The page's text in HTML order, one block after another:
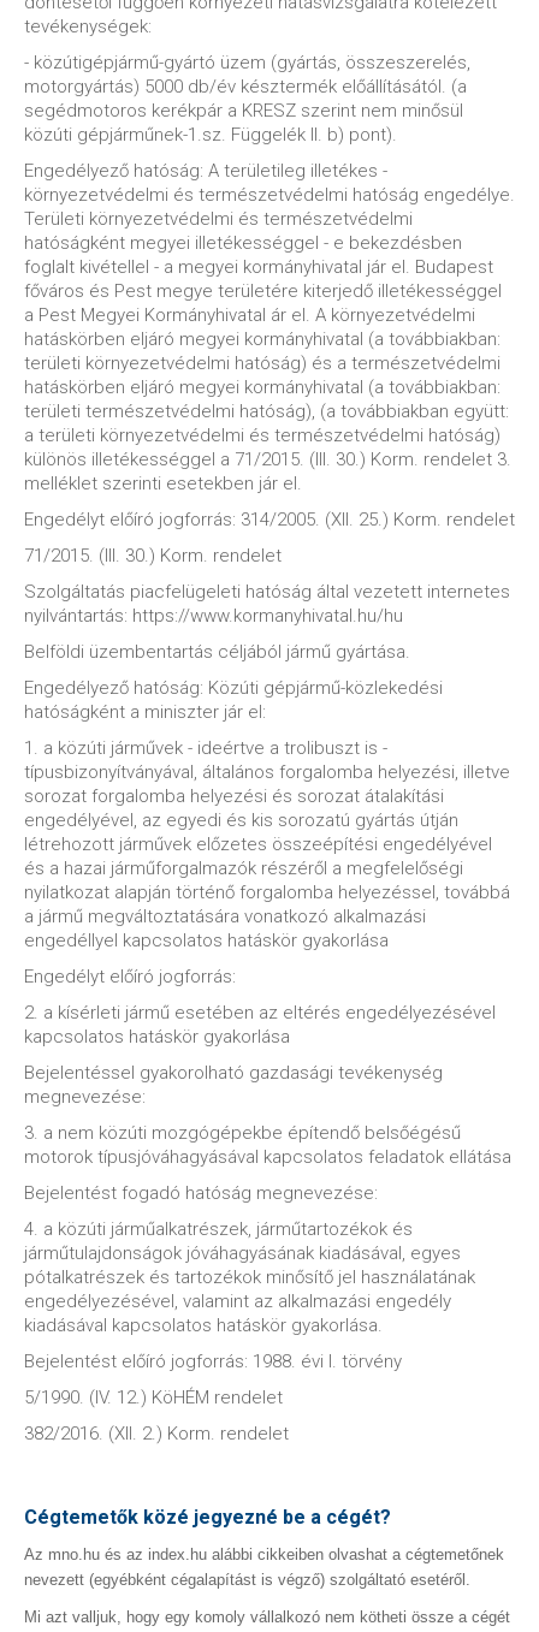
tevékenységek:
- közútigépjármű-gyártó üzem (gyártás, összeszerelés,
motorgyártás) 5000 db/év késztermék előállításától. (a
segédmotoros kerékpár a KRESZ szerint nem minősül
közúti gépjárműnek-1.sz. Függelék II. b) pont).
Engedélyező hatóság: A területileg illetékes -
környezetvédelmi és természetvédelmi hatóság engedélye.
Területi környezetvédelmi és természetvédelmi
hatóságként megyei illetékességgel - e bekezdésben
foglalt kivétellel - a megyei kormányhivatal jár el. Budapest
főváros és Pest megye területére kiterjedő illetékességgel
a Pest Megyei Kormányhivatal ár el. A környezetvédelmi
hatáskörben eljáró megyei kormányhivatal (a továbbiakban:
területi környezetvédelmi hatóság) és a természetvédelmi
hatáskörben eljáró megyei kormányhivatal (a továbbiakban:
területi természetvédelmi hatóság), (a továbbiakban együtt:
a területi környezetvédelmi és természetvédelmi hatóság)
különös illetékességgel a 71/2015. (III. 30.) Korm. rendelet 3.
melléklet szerinti esetekben jár el.
Engedélyt előíró jogforrás: 314/2005. (XII. 25.) Korm. rendelet
71/2015. (III. 30.) Korm. rendelet
Szolgáltatás piacfelügeleti hatóság által vezetett internetes
nyilvántartás: https://www.kormanyhivatal.hu/hu
Belföldi üzembentartás céljából jármű gyártása.
Engedélyező hatóság: Közúti gépjármű-közlekedési
hatóságként a miniszter jár el:
1. a közúti járművek - ideértve a trolibuszt is -
típusbizonyítványával, általános forgalomba helyezési, illetve
sorozat forgalomba helyezési és sorozat átalakítási
engedélyével, az egyedi és kis sorozatú gyártás útján
létrehozott járművek előzetes összeépítési engedélyével
és a hazai járműforgalmazók részéről a megfelelőségi
nyilatkozat alapján történő forgalomba helyezéssel, továbbá
a jármű megváltoztatására vonatkozó alkalmazási
engedéllyel kapcsolatos hatáskör gyakorlása
Engedélyt előíró jogforrás:
2. a kísérleti jármű esetében az eltérés engedélyezésével
kapcsolatos hatáskör gyakorlása
Bejelentéssel gyakorolható gazdasági tevékenység
megnevezése:
3. a nem közúti mozgógépekbe építendő belsőégésű
motorok típusjóváhagyásával kapcsolatos feladatok ellátása
Bejelentést fogadó hatóság megnevezése:
4. a közúti járműalkatrészek, járműtartozékok és
járműtulajdonságok jóváhagyásának kiadásával, egyes
pótalkatrészek és tartozékok minősítő jel használatának
engedélyezésével, valamint az alkalmazási engedély
kiadásával kapcsolatos hatáskör gyakorlása.
Bejelentést előíró jogforrás: 1988. évi I. törvény
5/1990. (IV. 12.) KöHÉM rendelet
382/2016. (XII. 2.) Korm. rendelet
Cégtemetők közé jegyezné be a cégét?
Az mno.hu és az index.hu alábbi cikkeiben olvashat a cégtemetőnek
nevezett (egyébként cégalapítást is végző) szolgáltató esetéről.
Mi azt valljuk, hogy egy komoly vállalkozó nem kötheti össze a cégét